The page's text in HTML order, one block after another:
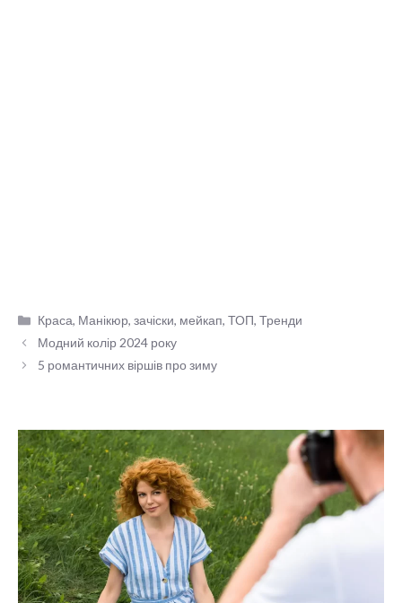
Категорії
Краса, Манікюр, зачіски, мейкап,ТОП,Тренди
Модний колір 2024 року
5 романтичних віршів про зиму